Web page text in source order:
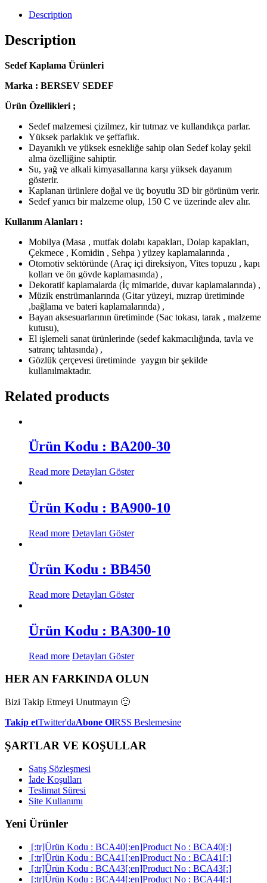
Description
Description
Sedef Kaplama Ürünleri
Marka : BERSEV SEDEF
Ürün Özellikleri ;
Sedef malzemesi çizilmez, kir tutmaz ve kullandıkça parlar.
Yüksek parlaklık ve şeffaflık.
Dayanıklı ve yüksek esnekliğe sahip olan Sedef kolay şekil
alma özelliğine sahiptir.
Su, yağ ve alkali kimyasallarına karşı yüksek dayanım
gösterir.
Kaplanan ürünlere doğal ve üç boyutlu 3D bir görünüm verir.
Sedef yanıcı bir malzeme olup, 150 C ve üzerinde alev alır.
Kullanım Alanları :
Mobilya (Masa , mutfak dolabı kapakları, Dolap kapakları,
Çekmece , Komidin , Sehpa ) yüzey kaplamalarında ,
Otomotiv sektöründe (Araç içi direksiyon, Vites topuzu , kapı
kolları ve ön gövde kaplamasında) ,
Dekoratif kaplamalarda (İç mimaride, duvar kaplamalarında) ,
Müzik enstrümanlarında (Gitar yüzeyi, mızrap üretiminde
,bağlama ve bateri kaplamalarında) ,
Bayan aksesuarlarının üretiminde (Sac tokası, tarak , malzeme
kutusu),
El işlemeli sanat ürünlerinde (sedef kakmacılığında, tavla ve
satranç tahtasında) ,
Gözlük çerçevesi üretiminde yaygın bir şekilde
kullanılmaktadır.
Related products
Ürün Kodu : BA200-30
Read more Detayları Göster
Ürün Kodu : BA900-10
Read more Detayları Göster
Ürün Kodu : BB450
Read more Detayları Göster
Ürün Kodu : BA300-10
Read more Detayları Göster
HER AN FARKINDA OLUN
Bizi Takip Etmeyi Unutmayın 🙂
Takip etTwitter'daAbone OlRSS Beslemesine
ŞARTLAR VE KOŞULLAR
Satış Sözleşmesi
İade Koşulları
Teslimat Süresi
Site Kullanımı
Yeni Ürünler
[:tr]Ürün Kodu : BCA40[:en]Product No : BCA40[:]
[:tr]Ürün Kodu : BCA41[:en]Product No : BCA41[:]
[:tr]Ürün Kodu : BCA43[:en]Product No : BCA43[:]
[:tr]Ürün Kodu : BCA44[:en]Product No : BCA44[:]